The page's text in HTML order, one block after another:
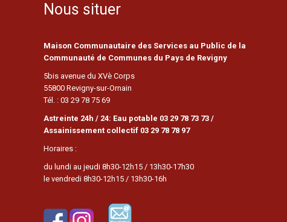
Nous situer
Maison Communautaire des Services au Public de la
Communauté de Communes du Pays de Revigny
5bis avenue du XVè Corps
55800 Revigny-sur-Ornain
Tél. : 03 29 78 75 69
Astreinte 24h / 24: Eau potable 03 29 78 73 73 /
Assainissement collectif 03 29 78 78 97
Horaires :
du lundi au jeudi 8h30-12h15 / 13h30-17h30
le vendredi 8h30-12h15 / 13h30-16h